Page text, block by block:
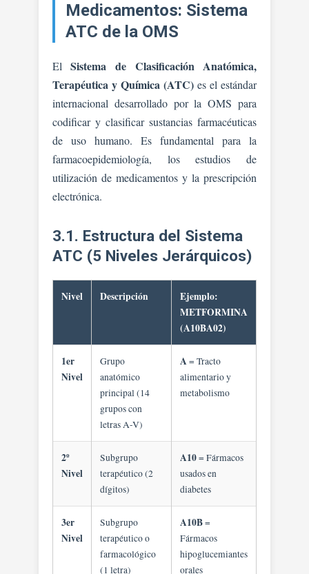
Medicamentos: Sistema
ATC de la OMS
ElSistema de Clasificación Anatómica,
Terapéutica y Química (ATC) es el estándar
internacional desarrollado por la OMS para
codificar y clasificar sustancias farmacéuticas
de uso humano. Es fundamental para la
farmacoepidemiología, los estudios de
utilización de medicamentos y la prescripción
electrónica.
3.1. Estructura del Sistema
ATC (5 Niveles Jerárquicos)
Nivel Descripción
Ejemplo:
METFORMINA
(A10BA02)
1er
Nivel
Grupo
anatómico
principal (14
grupos con
letras A-V)
A= Tracto
alimentario y
metabolismo
2º
Nivel
Subgrupo
terapéutico (2
dígitos)
A10= Fármacos
usados en
diabetes
3er
Nivel
Subgrupo
terapéutico o
farmacológico
(1 letra)
A10B=
Fármacos
hipoglucemiantes
orales